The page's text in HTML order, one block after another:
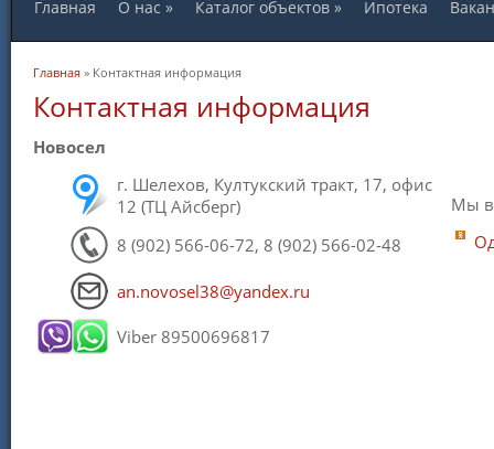
Главная О нас » Каталог объектов » Ипотека
Вы здесь
Главная » Контактная информация
Контактная информация
Новосел
г. Шелехов, Култукский тракт, 17, офис
12 (ТЦ Айсберг)
8 (902) 566-06-72, 8 (902) 566-02-48
an.novosel38@yandex.ru
Viber 89500696817
Мы в